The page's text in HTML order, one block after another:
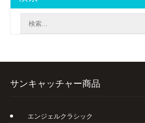
サンキャッチャー商品
エンジェルクラシック